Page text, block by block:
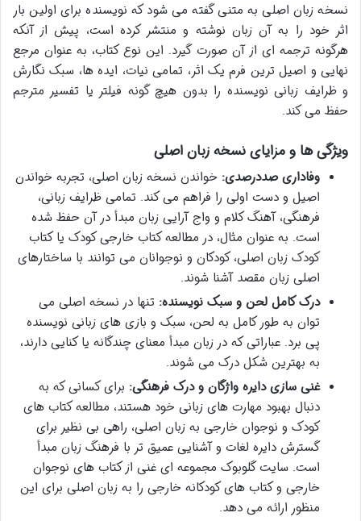
نسخه زبان اصلی به متنی گفته می شود که نویسنده برای اولین بار
اثر خود را به آن زبان نوشته و منتشر کرده است، پیش از آنکه
هرگونه ترجمه ای از آن صورت گیرد. این نوع کتاب، به عنوان مرجع
نهایی و اصیل ترین فرم یک اثر، تمامی نیات، ایده ها، سبک نگارش
و ظرایف زبانی نویسنده را بدون هیچ گونه فیلتر یا تفسیر مترجم
حفظ می کند.
ویژگی ها و مزایای نسخه زبان اصلی
وفاداری صددرصدی: خواندن نسخه زبان اصلی، تجربه خواندن
اصیل و دست اولی را فراهم می کند. تمامی ظرایف زبانی،
فرهنگی، آهنگ کلام و واج آرایی زبان مبدأ در آن حفظ شده
است. به عنوان مثال، در مطالعه کتاب خارجی کودک یا کتاب
کودک زبان اصلی، کودکان و نوجوانان می توانند با ساختارهای
اصلی زبان مقصد آشنا شوند.
درک کامل لحن و سبک نویسنده: تنها در نسخه اصلی می
توان به طور کامل به لحن، سبک و بازی های زبانی نویسنده
پی برد. عباراتی که در زبان مبدأ معنای چندگانه یا کنایی دارند،
به بهترین شکل درک می شوند.
غنی سازی دایره واژگان و درک فرهنگی: برای کسانی که به
دنبال بهبود مهارت های زبانی خود هستند، مطالعه کتاب های
کودک و نوجوان خارجی به زبان اصلی، راهی بی نظیر برای
گسترش دایره لغات و آشنایی عمیق تر با فرهنگ زبان مبدأ
است. سایت گلوبوک مجموعه ای غنی از کتاب های نوجوان
خارجی و کتاب های کودکانه خارجی را به زبان اصلی برای این
منظور ارائه می دهد.